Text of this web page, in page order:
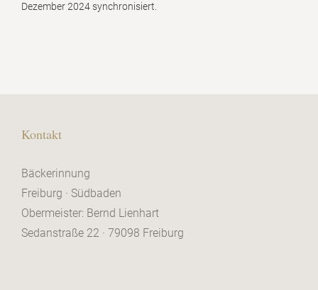
Dezember 2024 synchronisiert.
Kontakt
Bäckerinnung
Freiburg · Südbaden
Obermeister: Bernd Lienhart
Sedanstraße 22 · 79098 Freiburg